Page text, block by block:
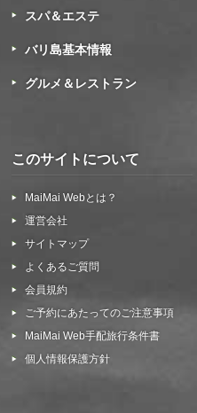
スパ＆エステ
バリ島基本情報
グルメ＆レストラン
このサイトについて
MaiMai Webとは？
運営会社
サイトマップ
よくあるご質問
会員規約
ご予約にあたってのご注意事項
MaiMai Web手配旅行条件書
個人情報保護方針